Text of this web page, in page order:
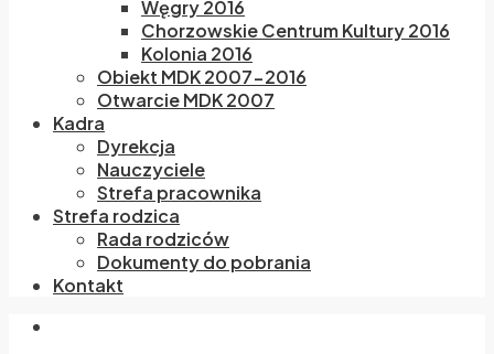
Węgry 2016
Chorzowskie Centrum Kultury 2016
Kolonia 2016
Obiekt MDK 2007-2016
Otwarcie MDK 2007
Kadra
Dyrekcja
Nauczyciele
Strefa pracownika
Strefa rodzica
Rada rodziców
Dokumenty do pobrania
Kontakt